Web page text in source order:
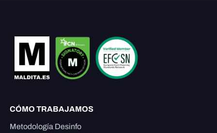
CÓMO TRABAJAMOS
Metodología Desinfo